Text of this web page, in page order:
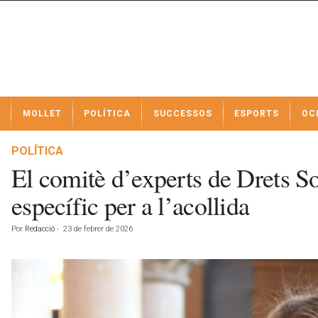
t
MOLLET POLÍTICA SUCCESSOS ESPORTS OCI
POLÍTICA
El comitè d’experts de Drets
específic per a l’acollida
Por Redacció - 23 de febrer de 2026